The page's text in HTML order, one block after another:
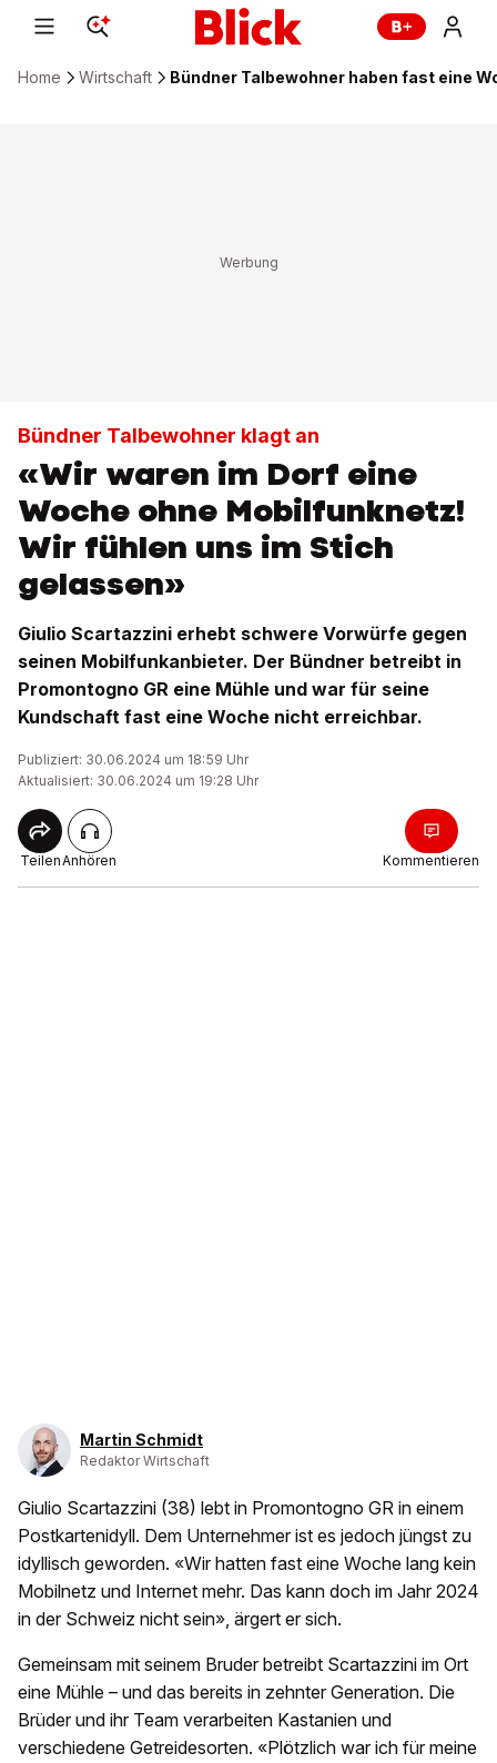
Home Wirtschaft Bündner Talbewohner haben fast eine
Bündner Talbewohner klagt an
«Wir waren im Dorf eine
Woche ohne Mobilfunknetz!
Wir fühlen uns im Stich
gelassen»
Giulio Scartazzini erhebt schwere Vorwürfe gegen
seinen Mobilfunkanbieter. Der Bündner betreibt in
Promontogno GR eine Mühle und war für seine
Kundschaft fast eine Woche nicht erreichbar.
Publiziert: 30.06.2024 um 18:59 Uhr
Aktualisiert: 30.06.2024 um 19:28 Uhr
TeilenAnhören Kommentieren
Martin Schmidt
Redaktor Wirtschaft
Giulio Scartazzini (38) lebt in Promontogno GR in einem
Postkartenidyll. Dem Unternehmer ist es jedoch jüngst zu
idyllisch geworden. «Wir hatten fast eine Woche lang kein
Mobilnetz und Internet mehr. Das kann doch im Jahr 2024
in der Schweiz nicht sein», ärgert er sich.
Gemeinsam mit seinem Bruder betreibt Scartazzini im Ort
eine Mühle – und das bereits in zehnter Generation. Die
Brüder und ihr Team verarbeiten Kastanien und
verschiedene Getreidesorten. «Plötzlich war ich für meine